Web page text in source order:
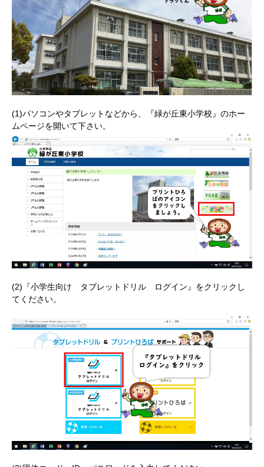
(1)パソコンやタブレットなどから、『緑が丘東小学校』のホー
ムページを開いて下さい。
(2)『小学生向け タブレットドリル ログイン』をクリックし
てください。